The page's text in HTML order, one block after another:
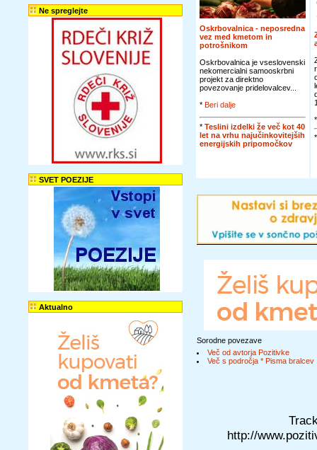
Ne spreglejte
SVET POEZIJE
Aktualno
Oskrbovalnica - neposredna
vez med kmetom in
potrošnikom
Oskrbovalnica je vseslovenski
nekomercialni samooskrbni
projekt za direktno
povezovanje pridelovalcev...
* Beri dalje
* Teslini izdelki že več kot 40
let na vrhu najučinkovitejših
energijskih pripomočkov
Sorodne povezave
Več od avtorja Pozitivke
Več s področja * Pisma bralcev
http://